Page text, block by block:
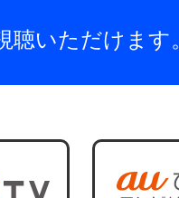
いただけます。